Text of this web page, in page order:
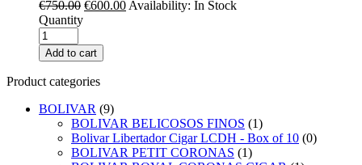
€750.00 €600.00Availability: In Stock
Quantity
Add to cart
Product categories
BOLIVAR (9)
BOLIVAR BELICOSOS FINOS (1)
Bolivar Libertador Cigar LCDH - Box of 10 (0)
BOLIVAR PETIT CORONAS (1)